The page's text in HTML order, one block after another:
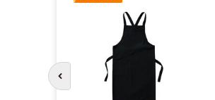
前のスライドへ